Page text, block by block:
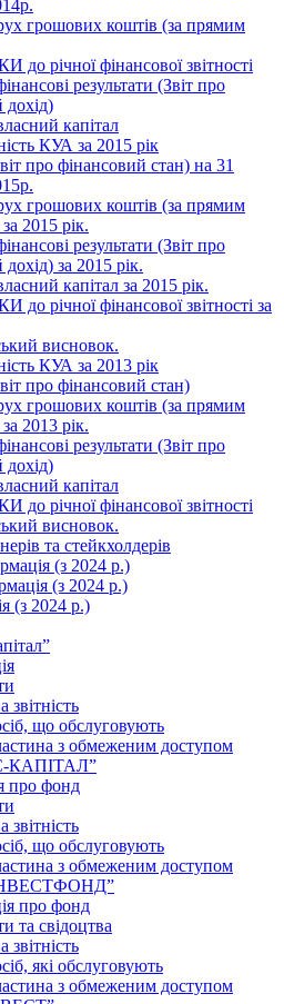
грошових коштів (за прямим
річної фінансової звітності
результати (Звіт про
дохід)
капітал
КУА за 2015 рік
про фінансовий стан) на 31
грошових коштів (за прямим
2015 рік.
результати (Звіт про
за 2015 рік.
капітал за 2015 рік.
річної фінансової звітності за
висновок.
КУА за 2013 рік
про фінансовий стан)
грошових коштів (за прямим
2013 рік.
результати (Звіт про
дохід)
капітал
річної фінансової звітності
висновок.
та стейкхолдерів
(з 2024 р.)
(з 2024 р.)
(з 2024 р.)
звітність
що обслуговують
з обмеженим доступом
КАПІТАЛ”
про фонд
звітність
що обслуговують
з обмеженим доступом
про фонд
та свідоцтва
звітність
які обслуговують
з обмеженим доступом